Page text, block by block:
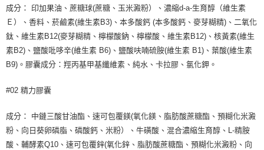
成分： 印加果油、蔗糖球(蔗糖、玉米澱粉）、濃縮d-a-生育醇（維生素
Ｅ）、香料、菸鹼素(維生素B3)、本多酸鈣 (本多酸鈣、麥芽糊精)、二氧化
鈦、維生素B12(麥芽糊精、檸檬酸鈉、檸檬酸、維生素B12)、核黃素(維生
素B2)、鹽酸吡哆辛(維生素 B6)、鹽酸呋喃硫胺(維生素 B1)、葉酸(維生素
B9)。膠囊成分：羥丙基甲基纖維素、純水、卡拉膠、氯化鉀。
#02 精力膠囊
成分： 中鏈三酸甘油酯、速可包覆鎂(氧化鎂、脂肪酸蔗糖酯、預糊化米澱
粉、向日葵卵磷脂、磷酸鈣、米粉）、牛磺酸、混合濃縮生育醇、L-精胺
酸、輔酵素Q10、速可包覆鋅(氧化鋅、脂肪酸蔗糖酯、預糊化米澱粉、向